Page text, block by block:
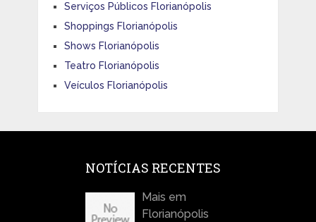
Serviços Públicos Florianópolis
Shoppings Florianópolis
Shows Florianópolis
Teatro Florianópolis
Veículos Florianópolis
NOTÍCIAS RECENTES
Mais em
Florianópolis